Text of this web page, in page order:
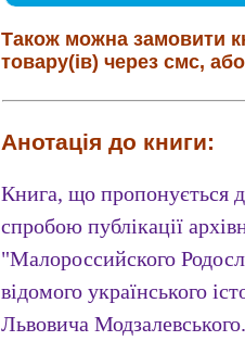
Також можна замовити
товару(ів) через смс,
Анотація до книги:
Книга, що пропонується
спробою публікації
"Малороссийского
відомого українського
Львовича